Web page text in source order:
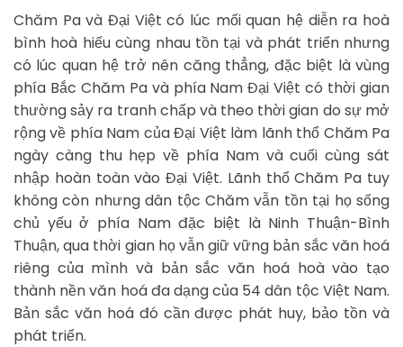
Chăm Pa và Đại Việt có lúc mối quan hệ diễn ra hoà
bình hoà hiếu cùng nhau tồn tại và phát triển nhưng
có lúc quan hệ trở nên căng thẳng, đặc biệt là vùng
phía Bắc Chăm Pa và phía Nam Đại Việt có thời gian
thường sảy ra tranh chấp và theo thời gian do sự mở
rộng về phía Nam của Đại Việt làm lãnh thổ Chăm Pa
ngày càng thu hẹp về phía Nam và cuối cùng sát
nhập hoàn toàn vào Đại Việt. Lãnh thổ Chăm Pa tuy
không còn nhưng dân tộc Chăm vẫn tồn tại họ sống
chủ yếu ở phía Nam đặc biệt là Ninh Thuận-Bình
Thuận, qua thời gian họ vẫn giữ vững bản sắc văn hoá
riêng của mình và bản sắc văn hoá hoà vào tạo
thành nền văn hoá đa dạng của 54 dân tộc Việt Nam.
Bản sắc văn hoá đó cần được phát huy, bảo tồn và
phát triển.